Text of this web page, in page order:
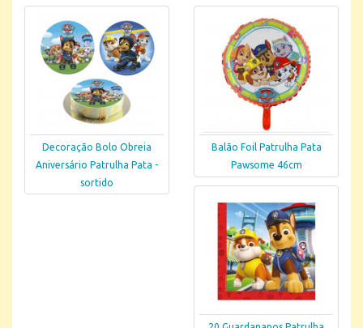
Decoração Bolo Obreia
Aniversário Patrulha Pata -
sortido
Balão Foil Patrulha Pata
Pawsome 46cm